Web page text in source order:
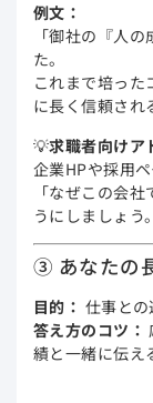
例文：
「御社の『人
た。
これまで培った
に長く信頼され
💡求職者向けア
企業HPや採用ペ
「なぜこの会
うにしましょう。
③ あなたの
目的： 仕事との
答え方のコツ：
績と一緒に伝え